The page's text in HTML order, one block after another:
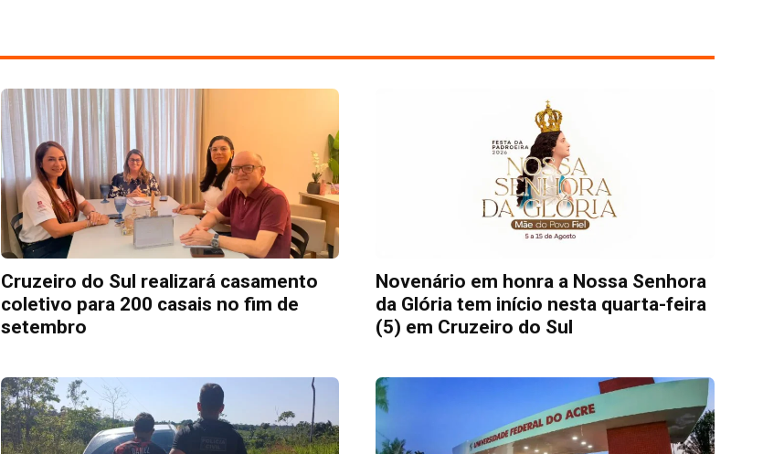
Cruzeiro do Sul realizará casamento
coletivo para 200 casais no fim de
setembro
Novenário em honra a Nossa Senhora
da Glória tem início nesta quarta-feira
(5) em Cruzeiro do Sul